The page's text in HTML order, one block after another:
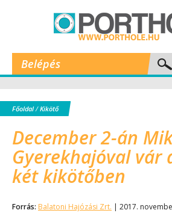
Belépés
Főoldal/Kikötő
December 2-án
Gyerekhajóval vár
két kikötőben
Forrás: Balatoni Hajózási Zrt. | 2017.